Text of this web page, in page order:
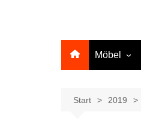
Möbel
Start 2019